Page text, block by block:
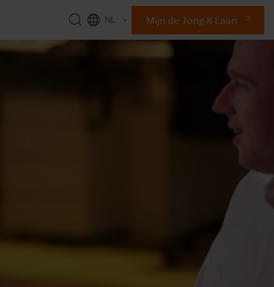
EN
NL Mijn de Jong & Laan